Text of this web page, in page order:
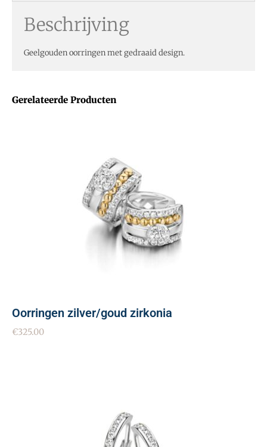
Gerelateerde Producten
Oorringen zilver/goud zirkonia
€325.00
Beschrijving
Geelgouden oorringen met gedraaid design.